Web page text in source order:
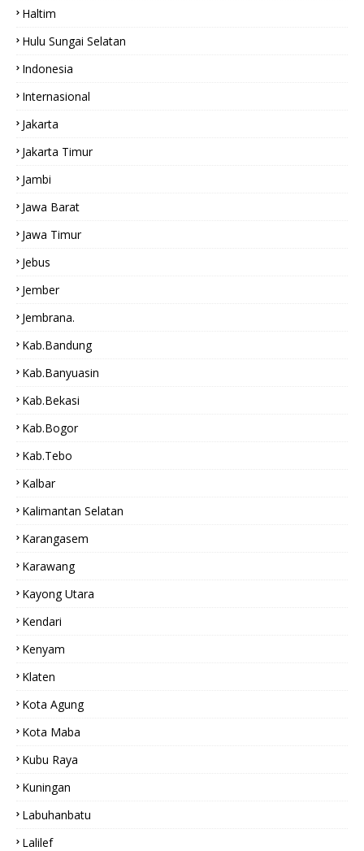
Haltim
Hulu Sungai Selatan
Indonesia
Internasional
Jakarta
Jakarta Timur
Jambi
Jawa Barat
Jawa Timur
Jebus
Jember
Jembrana.
Kab.bandung
Kab.Banyuasin
Kab.bekasi
Kab.Bogor
Kab.tebo
Kalbar
Kalimantan Selatan
Karangasem
Karawang
Kayong Utara
Kendari
Kenyam
Klaten
Kota Agung
Kota Maba
Kubu Raya
Kuningan
Labuhanbatu
Lalilef